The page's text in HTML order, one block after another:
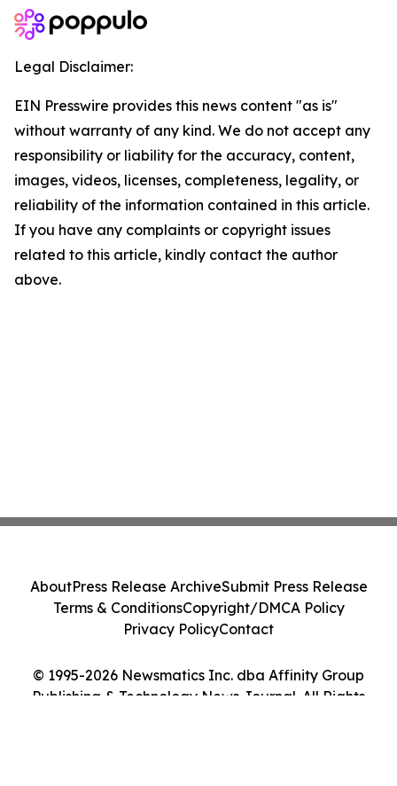
Legal Disclaimer:
EIN Presswire provides this news content "as is"
without warranty of any kind. We do not accept any
responsibility or liability for the accuracy, content,
images, videos, licenses, completeness, legality, or
reliability of the information contained in this article.
If you have any complaints or copyright issues
related to this article, kindly contact the author
above.
© 1995-2026 Newsmatics Inc. dba Affinity Group
Publishing & Technology News Journal. All Rights
AboutPress Release ArchiveSubmit Press Release
Terms & ConditionsCopyright/DMCA Policy
Privacy PolicyContact